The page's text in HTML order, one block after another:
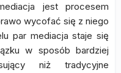
jest procesem
wycofać się z niego
par mediacja staje się
w sposób bardziej
niż tradycyjne